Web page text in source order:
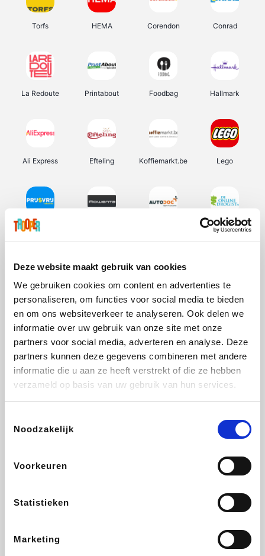
Deze website maakt gebruik van cookies
We gebruiken cookies om content en advertenties te
personaliseren, om functies voor social media te bieden
en om ons websiteverkeer te analyseren. Ook delen we
informatie over uw gebruik van onze site met onze
partners voor social media, adverteren en analyse. Deze
partners kunnen deze gegevens combineren met andere
informatie die u aan ze heeft verstrekt of die ze hebben
verzameld op basis van uw gebruik van hun services.
Noodzakelijk
Voorkeuren
Statistieken
Marketing
Torfs HEMA Corendon Conrad
La Redoute Printabout Foodbag Hallmark
Ali Express Efteling Koffiemarkt.be Lego
Prijsvrij De Online Drogist
Vidaxl Plopsa Lampenlicht.be Adidas
All Accor
DectDirect ZEB
SupraBazar